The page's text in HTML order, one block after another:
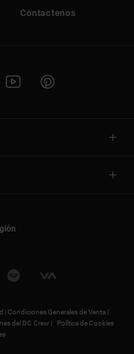
Contactenos
|Condiciones Generales de Venta |
del DC Crew |
Política de Cookies